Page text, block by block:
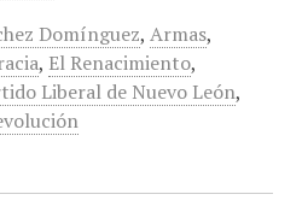
Domínguez, Armas,
, El Renacimiento,
Liberal de Nuevo León,